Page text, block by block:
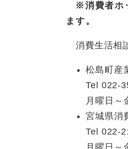
※消費者ホ
ます。
消費生活相
松島町産
Tel 022-
月曜日
宮城県消
Tel 022-
月曜日